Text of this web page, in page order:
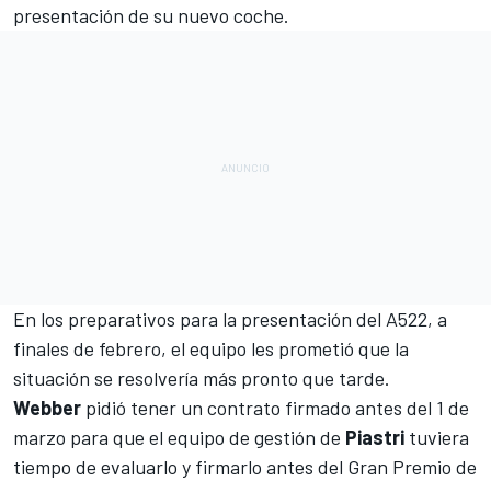
presentación de su nuevo coche.
En los preparativos para la presentación del A522, a
finales de febrero, el equipo les prometió que la
situación se resolvería más pronto que tarde.
Webber pidió tener un contrato firmado antes del 1 de
marzo para que el equipo de gestión de Piastri tuviera
tiempo de evaluarlo y firmarlo antes del Gran Premio de